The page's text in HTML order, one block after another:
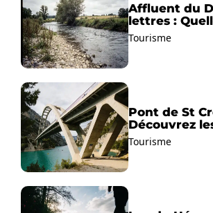
Affluent du
lettres :
solutions
Tourisme
Pont de St
Découvrez
Verdon !
Tourisme